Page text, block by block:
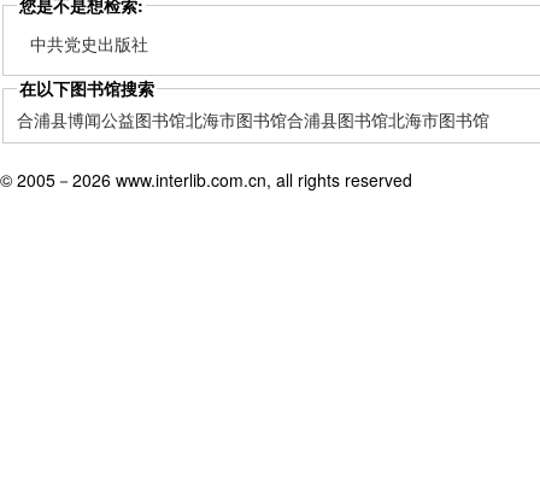
您是不是想检索:
中共党史出版社
在以下图书馆搜索
合浦县博闻公益图书馆北海市图书馆合浦县图书馆北海市图书馆
© 2005－ 2026 www.interlib.com.cn, all rights reserved